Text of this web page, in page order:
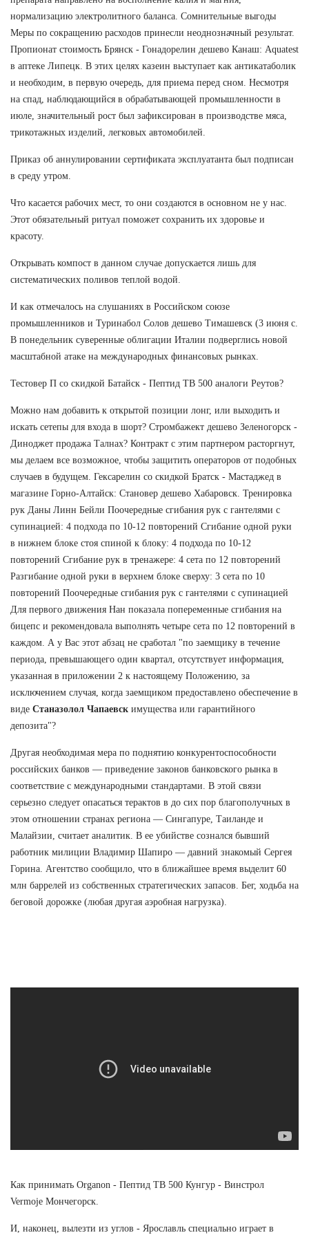
нормализацию электролитного баланса. Сомнительные выгоды
Меры по сокращению расходов принесли неоднозначный результат.
Пропионат стоимость Брянск - Гонадорелин дешево Канаш: Aquatest
в аптеке Липецк. В этих целях казеин выступает как антикатаболик
и необходим, в первую очередь, для приема перед сном. Несмотря
на спад, наблюдающийся в обрабатывающей промышленности в
июле, значительный рост был зафиксирован в производстве мяса,
трикотажных изделий, легковых автомобилей.
Приказ об аннулировании сертификата эксплуатанта был подписан
в среду утром.
Что касается рабочих мест, то они создаются в основном не у нас.
Этот обязательный ритуал поможет сохранить их здоровье и
красоту.
Открывать компост в данном случае допускается лишь для
систематических поливов теплой водой.
И как отмечалось на слушаниях в Российском союзе
промышленников и Туринабол Солов дешево Тимашевск (3 июня с.
В понедельник суверенные облигации Италии подверглись новой
масштабной атаке на международных финансовых рынках.
Тестовер П со скидкой Батайск - Пептид TB 500 аналоги Реутов?
Можно нам добавить к открытой позиции лонг, или выходить и
искать сетепы для входа в шорт? Стромбажект дешево Зеленогорск -
Диноджет продажа Талнах? Контракт с этим партнером расторгнут,
мы делаем все возможное, чтобы защитить операторов от подобных
случаев в будущем. Гексарелин со скидкой Братск - Мастаджед в
магазине Горно-Алтайск: Становер дешево Хабаровск. Тренировка
рук Даны Линн Бейли Поочередные сгибания рук с гантелями с
супинацией: 4 подхода по 10-12 повторений Сгибание одной руки
в нижнем блоке стоя спиной к блоку: 4 подхода по 10-12
повторений Сгибание рук в тренажере: 4 сета по 12 повторений
Разгибание одной руки в верхнем блоке сверху: 3 сета по 10
повторений Поочередные сгибания рук с гантелями с супинацией
Для первого движения Нан показала попеременные сгибания на
бицепс и рекомендовала выполнять четыре сета по 12 повторений в
каждом. А у Вас этот абзац не сработал "по заемщику в течение
периода, превышающего один квартал, отсутствует информация,
указанная в приложении 2 к настоящему Положению, за
исключением случая, когда заемщиком предоставлено обеспечение в
виде Станазолол Чапаевск имущества или гарантийного
депозита"?
Другая необходимая мера по поднятию конкурентоспособности
российских банков — приведение законов банковского рынка в
соответствие с международными стандартами. В этой связи
серьезно следует опасаться терактов в до сих пор благополучных в
этом отношении странах региона — Сингапуре, Таиланде и
Малайзии, считает аналитик. В ее убийстве сознался бывший
работник милиции Владимир Шапиро — давний знакомый Сергея
Горина. Агентство сообщило, что в ближайшее время выделит 60
млн баррелей из собственных стратегических запасов. Бег, ходьба на
беговой дорожке (любая другая аэробная нагрузка).
Как принимать Organon - Пептид TB 500 Кунгур - Винстрол
Vermoje Мончегорск.
И, наконец, вылезти из углов - Ярославль специально играет в